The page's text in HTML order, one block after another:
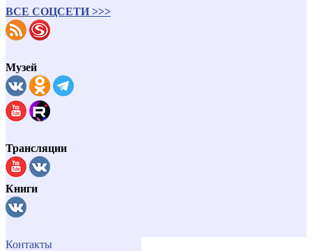
ВСЕ СОЦСЕТИ >>>
Музей
Трансляции
Книги
Контакты